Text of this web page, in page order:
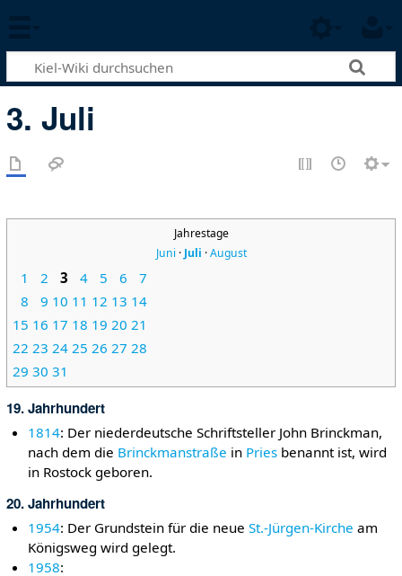
3. Juli
Jahrestage
Juni· Juli ·August
1 2 3 4 5 6
7
8
9 10 11 12 13 14
15 16 17 18 19 20 21
22 23 24 25 26 27 28
29 30 31
19. Jahrhundert
1814: Der niederdeutsche Schriftsteller John Brinckman,
nach dem die Brinckmanstraße in Pries benannt ist, wird
in Rostock geboren.
20. Jahrhundert
1954: Der Grundstein für die neueSt.-Jürgen-Kirche am
Königsweg wird gelegt.
1958: